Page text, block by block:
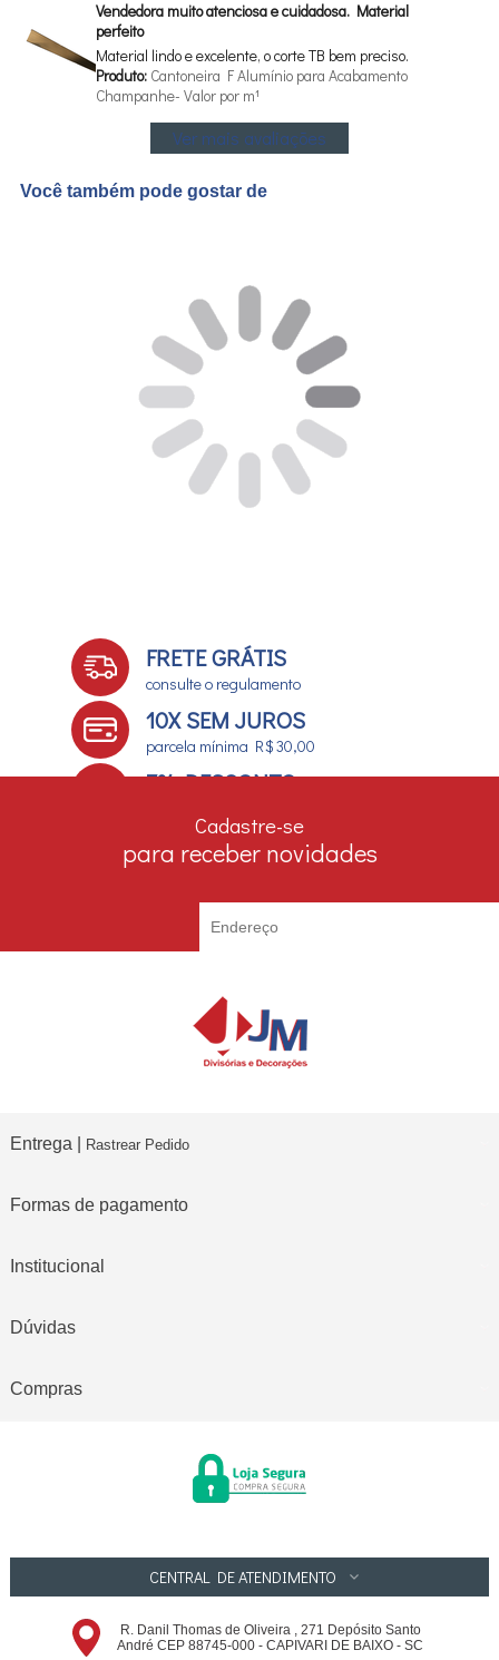
Vendedora muito atenciosa e cuidadosa. Material
perfeito
Material lindo e excelente, o corte TB bem preciso.
Produto:Cantoneira F Alumínio para Acabamento
Champanhe- Valor por m¹
Ver mais avaliações
Você também pode gostar de
FRETE GRÁTIS
consulte o regulamento
10X SEM JUROS
parcela mínima R$ 30,00
7% DESCONTO
Cadastre-se
para receber novidades
Entrega | Rastrear Pedido
Formas de pagamento
Institucional
Dúvidas
Compras
CENTRAL DE ATENDIMENTO
R. Danil Thomas de Oliveira , 271 Depósito Santo
André CEP 88745-000 - CAPIVARI DE BAIXO - SC